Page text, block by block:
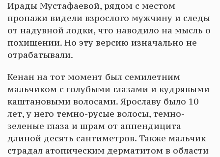
Ирады Мустафаевой, рядом с местом
пропажи видели взрослого мужчину и следы
от надувной лодки, что наводило на мысль о
похищении. Но эту версию изначально не
отрабатывали.
Кенан на тот момент был семилетним
мальчиком с голубыми глазами и кудрявыми
каштановыми волосами. Ярославу было 10
лет, у него темно-русые волосы, темно-
зеленые глаза и шрам от аппендицита
длиной десять сантиметров. Также мальчик
страдал атопическим дерматитом в области